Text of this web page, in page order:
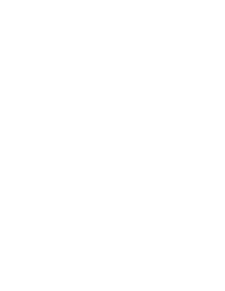
hergestelltes
mit zap! AISU.
Sie sie mit dem Basismaterial Ihrer